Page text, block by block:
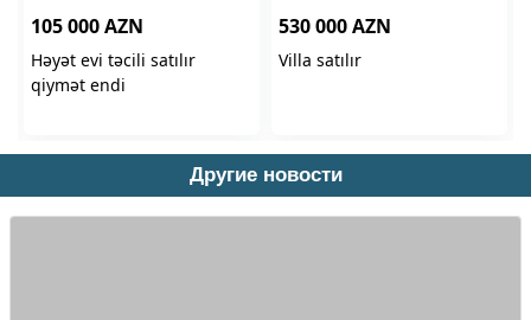
Другие новости